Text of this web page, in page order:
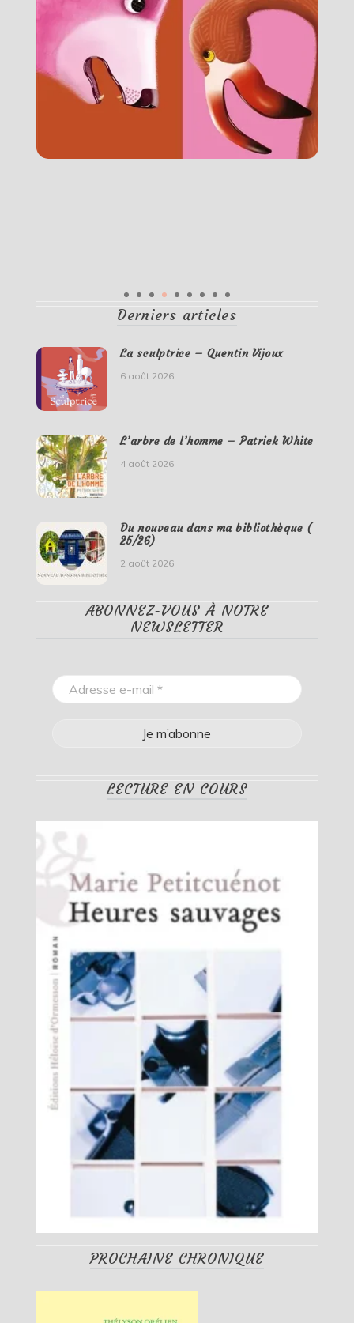
Derniers articles
La sculptrice – Quentin Vijoux
6 août 2026
L’arbre de l’homme – Patrick White
4 août 2026
Du nouveau dans ma bibliothèque (
25/26)
2 août 2026
ABONNEZ-VOUS À NOTRE
NEWSLETTER
LECTURE EN COURS
PROCHAINE CHRONIQUE